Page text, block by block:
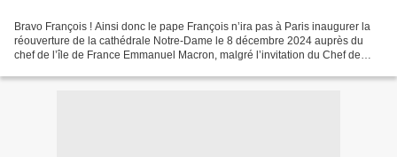
Bravo François ! Ainsi donc le pape François n’ira pas à Paris inaugurer la
réouverture de la cathédrale Notre-Dame le 8 décembre 2024 auprès du
chef de l’île de France Emmanuel Macron, malgré l’invitation du Chef de